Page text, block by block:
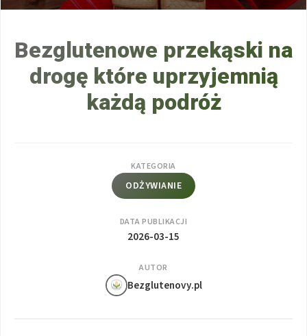
Bezglutenowe przekąski na
drogę które uprzyjemnią
każdą podróż
KATEGORIA
ODŻYWIANIE
DATA PUBLIKACJI
2026-03-15
AUTOR
Bezglutenovy.pl